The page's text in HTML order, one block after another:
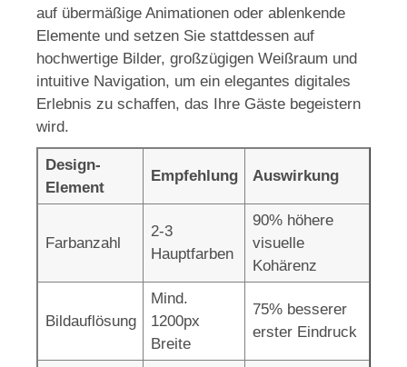
auf übermäßige Animationen oder ablenkende
Elemente und setzen Sie stattdessen auf
hochwertige Bilder, großzügigen Weißraum und
intuitive Navigation, um ein elegantes digitales
Erlebnis zu schaffen, das Ihre Gäste begeistern
wird.
Design-
Element
Empfehlung Auswirkung
Farbanzahl
2-3
Hauptfarben
90% höhere
visuelle
Kohärenz
Bildauflösung
Mind.
1200px
Breite
75% besserer
erster Eindruck